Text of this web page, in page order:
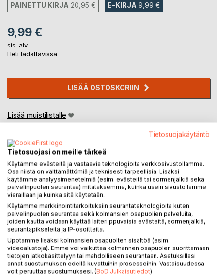
PAINETTU KIRJA 20,95 € E-KIRJA 9,99 €
9,99 €
sis. alv.
Heti ladattavissa
LISÄÄ OSTOSKORIIN
Lisää muistilistalle
KUVAUS
Poikkeuksellisen älykäs, viihdyttävä ja raflaava autofiktio
Maisterin siirtymisestä työelämään rankkaan satamatyöhön
Kotkaan vuoden 2008 finanssikriisin kynnyksellä.
Satamassa avautuu akateemiseen maailmaan verrattuna
aivan uusi maailma, jota kutsuttiin ennen savolaisten
Tietosuojakäytäntö
Tietosuojasi on meille tärkeä
Käytämme evästeitä ja vastaavia teknologioita verkkosivustollamme.
Osa niistä on välttämättömiä ja teknisesti tarpeellisia. Lisäksi
käytämme analyysimenetelmiä (esim. evästeitä tai sormenjälkiä sekä
palvelinpuolen seurantaa) mitataksemme, kuinka usein sivustollamme
vieraillaan ja kuinka sitä käytetään.
Käytämme markkinointitarkoituksiin seurantateknologioita kuten
palvelinpuolen seurantaa sekä kolmansien osapuolien palveluita,
joiden kautta voidaan käyttää laiteriippuvaisia evästeitä, sormenjälkiä,
seurantapikseleitä ja IP-osoitteita.
Upotamme lisäksi kolmansien osapuolten sisältöä (esim.
videoalustoja). Emme voi vaikuttaa kolmannen osapuolen suorittamaan
tietojen jatkokäsittelyyn tai mahdolliseen seurantaan. Asetuksillasi
annat suostumuksen edellä kuvattuihin prosesseihin. Vastaisuudessa
voit peruuttaa suostumuksesi. (BoD Julkaisutiedot)